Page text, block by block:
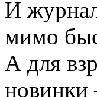
И
мимо
А для